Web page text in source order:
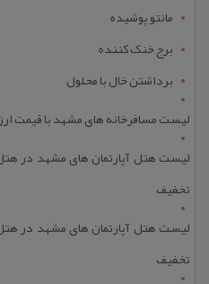
مانتو پوشیده
برج خنک کننده
برداشتن خال با محلول
لیست مسافرخانه های مشهد با قیمت ارزان +
تخفیف
تخفیف